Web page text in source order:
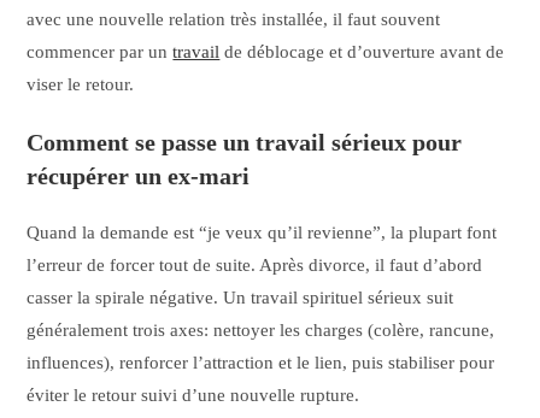
avec une nouvelle relation très installée, il faut souvent
commencer par untravail de déblocage et d’ouverture avant de
viser le retour.
Comment se passe un travail sérieux pour
récupérer un ex-mari
Quand la demande est “je veux qu’il revienne”, la plupart font
l’erreur de forcer tout de suite. Après divorce, il faut d’abord
casser la spirale négative. Un travail spirituel sérieux suit
généralement trois axes: nettoyer les charges (colère, rancune,
influences), renforcer l’attraction et le lien, puis stabiliser pour
éviter le retour suivi d’une nouvelle rupture.